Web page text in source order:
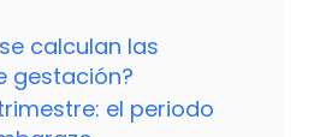
calculan las
gestación?
el periodo